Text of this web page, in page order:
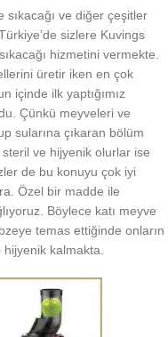
sıkacağı ve diğer çeşitler
sizlere Kuvings
hizmetini vermekte.
üretir iken en çok
içinde ilk yaptığımız
Çünkü meyveleri ve
sularına çıkaran bölüm
ve hijyenik olurlar ise
de bu konuyu çok iyi
Özel bir madde ile
Böylece katı meyve
temas ettiğinde onların
hijyenik kalmakta.